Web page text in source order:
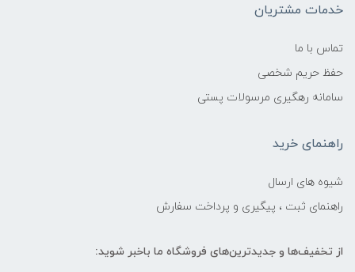
خدمات مشتریان
تماس با ما
حفظ حریم شخصی
سامانه رهگیری مرسولات پستی
راهنمای خرید
شیوه های ارسال
راهنمای ثبت ، پیگیری و پرداخت سفارش
از تخفیف‌ها و جدیدترین‌های فروشگاه ما باخبر شوید: